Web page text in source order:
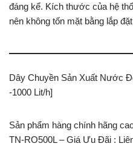
đáng kể. Kích thước của hệ
nên không tốn mặt bằng lắp
Dây Chuyền Sản Xuất Nước
-1000 Lit/h]
Sản phẩm hàng chính hãng
TN-RO500L – Giá Ưu Đãi :